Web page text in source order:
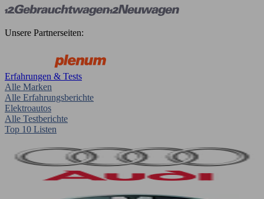
Unsere Partnerseiten:
Erfahrungen & Tests
Alle Marken
Alle Erfahrungsberichte
Elektroautos
Alle Testberichte
Top 10 Listen